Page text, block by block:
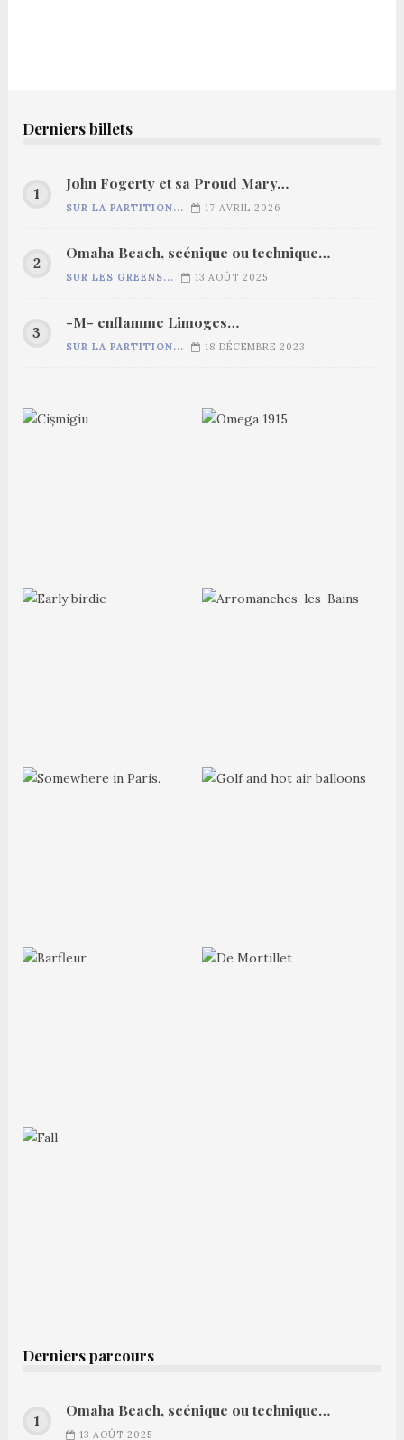
Derniers billets
John Fogerty et sa Proud Mary…
SUR LA PARTITION... 17 AVRIL 2026
Omaha Beach, scénique ou technique…
SUR LES GREENS... 13 AOÛT 2025
-M- enflamme Limoges…
SUR LA PARTITION... 18 DÉCEMBRE 2023
Derniers parcours
Omaha Beach, scénique ou technique…
13 AOÛT 2025